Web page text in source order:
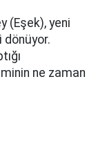
(Eşek), yeni
ne zaman